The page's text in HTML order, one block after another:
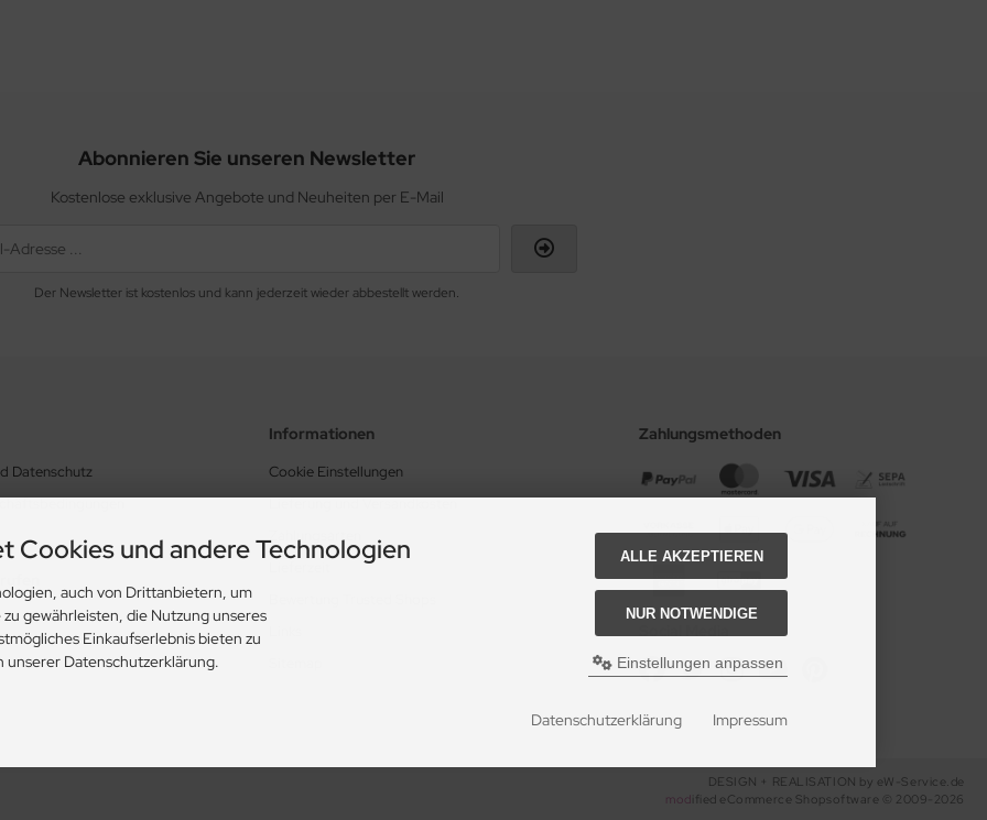
Abonnieren Sie unseren Newsletter
Kostenlose exklusive Angebote und Neuheiten per E-Mail
Der Newsletter ist kostenlos und kann jederzeit wieder abbestellt werden.
Datenschutz
Informationen
Cookie Einstellungen
Lieferung und Versandkosten
Zahlungsarten
Zahlungsmethoden
DESIGN + REALISATION by eW-Service.de
mod ified eCommerce Shopsoftware © 2009-2026
Cookies und andere Technologien
auch von Drittanbietern, um
gewährleisten, die Nutzung unseres
Einkaufserlebnis bieten zu
unserer Datenschutzerklärung.
ALLE AKZEPTIEREN
NUR NOTWENDIGE
Einstellungen anpassen
Datenschutzerklärung Impressum